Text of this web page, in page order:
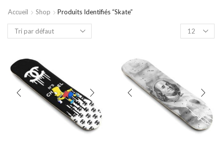
Accueil Shop Produits Identifiés “skate”